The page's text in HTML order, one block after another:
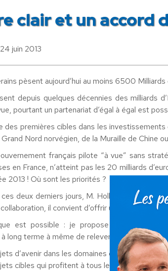
clair et un
24 juin 2013
pèsent aujourd’hui au moins 6500
depuis quelques décennies des milliards
pourtant un partenariat d’égal à égal est
des premières cibles dans les
Grand Nord norvégien, de la Muraille de
français pilote “à vue” sans
en France, n’atteint pas les 20 milliards
2013 ! Où sont les priorités ?
deux derniers jours, M. Hollande est
il convient d’offrir un cadre pour
est possible : je propose un partenariat
long terme à même de relever les défis du XXIe
d’avenir dans les domaines où la France
cibles qui profitent à tous les citoyens y